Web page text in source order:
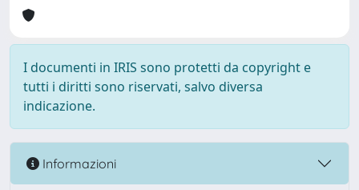
I documenti in IRIS sono protetti da copyright e
tutti i diritti sono riservati, salvo diversa
indicazione.
Informazioni